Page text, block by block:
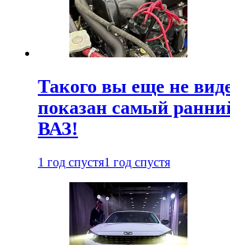
Такого вы еще не
показан самый
ВАЗ!
1 год спустя1 год спустя